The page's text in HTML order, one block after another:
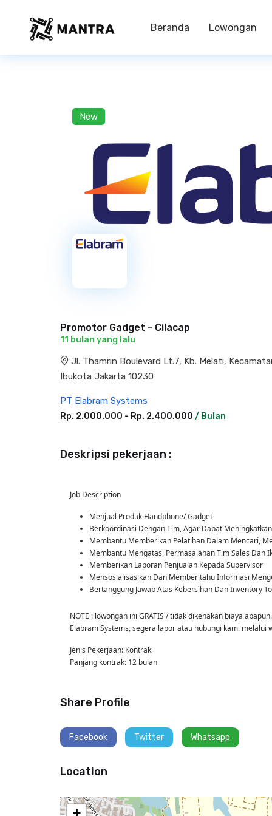
Beranda Lowongan
New
Promotor Gadget - Cilacap
11 bulan yang lalu
Jl. Thamrin Boulevard Lt.7, Kb. Melati,
Ibukota Jakarta 10230
PT Elabram Systems
Rp. 2.000.000 - Rp. 2.400.000 / Bulan
Deskripsi pekerjaan :
Job Description
Menjual Produk Handphone/ Gadget
Berkoordinasi Dengan Tim, Agar Dapat
Membantu Memberikan Pelatihan Dalam Mencari,
Membantu Mengatasi Permasalahan Tim Sales Dan
Memberikan Laporan Penjualan Kepada Supervisor
Mensosialisasikan Dan Memberitahu Informasi
Bertanggung Jawab Atas Kebersihan Dan Inventory
NOTE : lowongan ini GRATIS / tidak dikenakan biaya
Elabram Systems, segera lapor atau hubungi kami melalui
Jenis Pekerjaan: Kontrak
Panjang kontrak: 12 bulan
Share Profile
Facebook Twitter Whatsapp
Location
+